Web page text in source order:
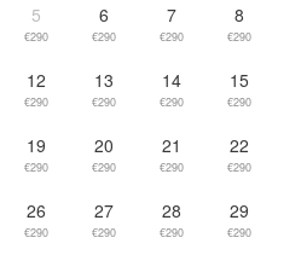
5
€290
6
€290
7
€290
8
€290
12
€290
13
€290
14
€290
15
€290
19
€290
20
€290
21
€290
22
€290
26
€290
27
€290
28
€290
29
€290